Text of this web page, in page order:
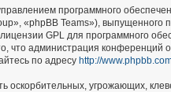
программного
«phpBB Teams»), выпущенного
GPL для программного
что администрация
по адресу http://
оскорбительных, угрожающих,